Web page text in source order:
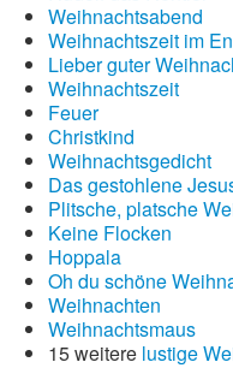
Weihnachtsabend
Weihnachtszeit im
Lieber guter
Weihnachtszeit
Feuer
Christkind
Weihnachtsgedicht
Das gestohlene
Plitsche, platsche
Keine Flocken
Hoppala
Oh du schöne
Weihnachten
Weihnachtsmaus
15 weitere lustige